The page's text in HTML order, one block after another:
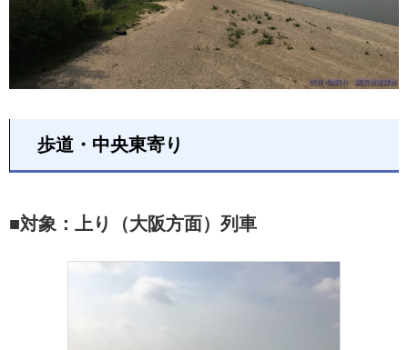
歩道・中央東寄り
■対象：上り（大阪方面）列車